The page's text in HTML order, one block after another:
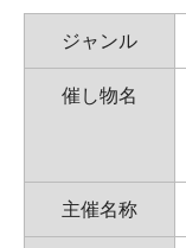
ジャンル
催し物名
主催名称